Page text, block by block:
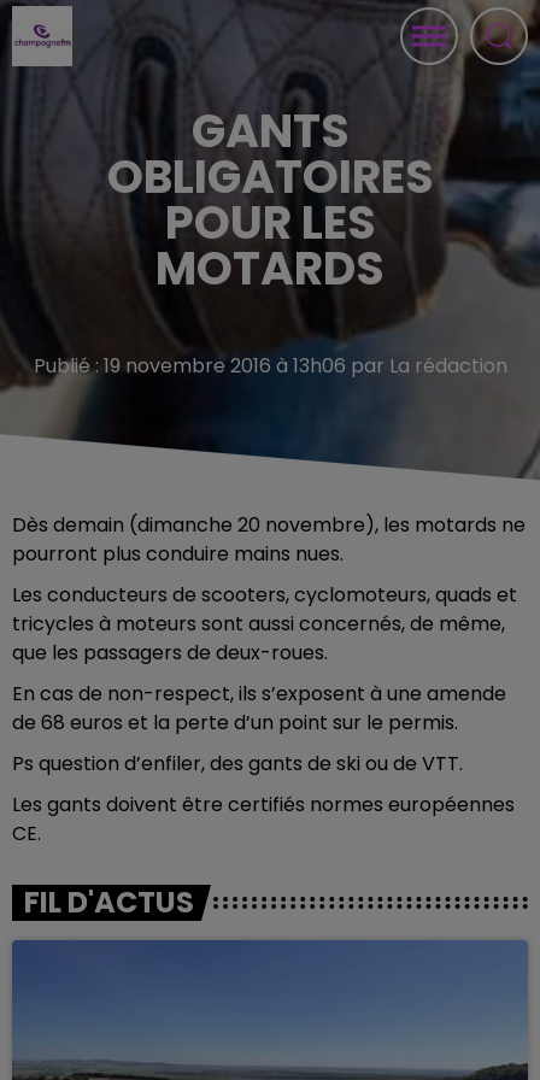
GANTS
OBLIGATOIRES
POUR LES
MOTARDS
Publié : 19 novembre 2016 à 13h06 par La rédaction
Dès demain (dimanche 20 novembre), les motards ne
pourront plus conduire mains nues.
Les conducteurs de scooters, cyclomoteurs, quads et
tricycles à moteurs sont aussi concernés, de même,
que les passagers de deux-roues.
En cas de non-respect, ils s’exposent à une amende
de 68 euros et la perte d’un point sur le permis.
Ps question d’enfiler, des gants de ski ou de VTT.
Les gants doivent être certifiés normes européennes
CE.
FIL D'ACTUS